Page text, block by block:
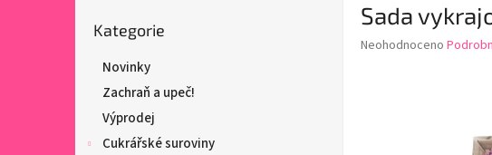
Přeskočit
kategorie
Kategorie
Novinky
Zachraň a upeč!
Výprodej
Cukrářské suroviny
Sada
Průměrné
Neohodnoceno